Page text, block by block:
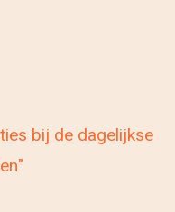
bij de dagelijkse